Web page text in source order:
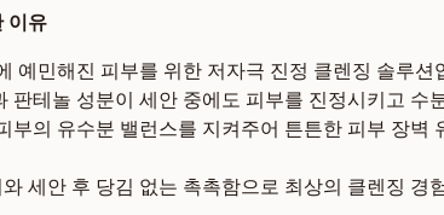
이유
예민해진 피부를 위한 저자극 진정 클렌징 솔루션
판테놀 성분이 세안 중에도 피부를 진정시키고 수
부의 유수분 밸런스를 지켜주어 튼튼한 피부 장벽
세안 후 당김 없는 촉촉함으로 최상의 클렌징 경